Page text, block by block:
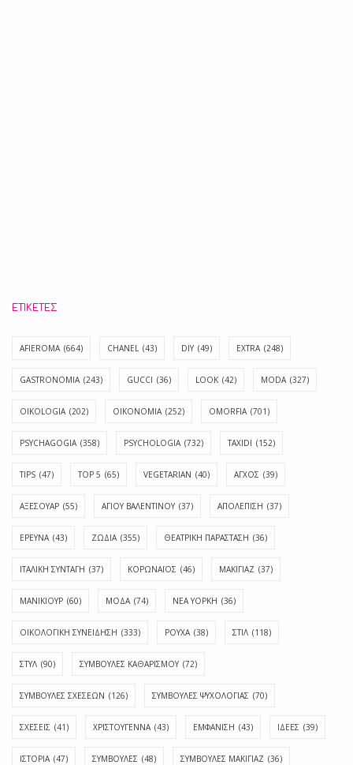
ΕΤΙΚΈΤΕΣ
AFIEROMA (664) CHANEL (43) DIY (49) EXTRA (248)
GASTRONOMIA (243) GUCCI (36) LOOK (42) MODA (327)
OIKOLOGIA (202) OIKONOMIA (252) OMORFIA (701)
PSYCHAGOGIA (358) PSYCHOLOGIA (732) TAXIDI (152)
TIPS (47) TOP 5 (65) VEGETARIAN (40) ΑΓΧΟΣ (39)
ΑΞΕΣΟΥΑΡ (55) ΑΓΊΟΥ ΒΑΛΕΝΤΊΝΟΥ (37) ΑΠΟΛΈΠΙΣΗ (37)
ΕΡΕΥΝΑ (43) ΖΩΔΙΑ (355) ΘΕΑΤΡΙΚΗ ΠΑΡΑΣΤΑΣΗ (36)
ΙΤΑΛΙΚΗ ΣΥΝΤΑΓΗ (37) ΚΟΡΩΝΑΪΟΣ (46) ΜΑΚΙΓΙΑΖ (37)
ΜΑΝΙΚΙΟΥΡ (60) ΜΟΔΑ (74) ΝΕΑ ΥΟΡΚΗ (36)
ΟΙΚΟΛΟΓΙΚΗ ΣΥΝΕΙΔΗΣΗ (333) ΡΟΥΧΑ (38) ΣΤΙΛ (118)
ΣΤΥΛ (90) ΣΥΜΒΟΥΛΕΣ ΚΑΘΑΡΙΣΜΟΥ (72)
ΣΥΜΒΟΥΛΕΣ ΣΧΕΣΕΩΝ (126) ΣΥΜΒΟΥΛΕΣ ΨΥΧΟΛΟΓΙΑΣ (70)
ΣΧΕΣΕΙΣ (41) ΧΡΙΣΤΟΥΓΕΝΝΑ (43) ΕΜΦΆΝΙΣΗ (43) ΙΔΈΕΣ (39)
ΙΣΤΟΡΊΑ (47) ΣΥΜΒΟΥΛΈΣ (48) ΣΥΜΒΟΥΛΈΣ ΜΑΚΙΓΙΆΖ (36)